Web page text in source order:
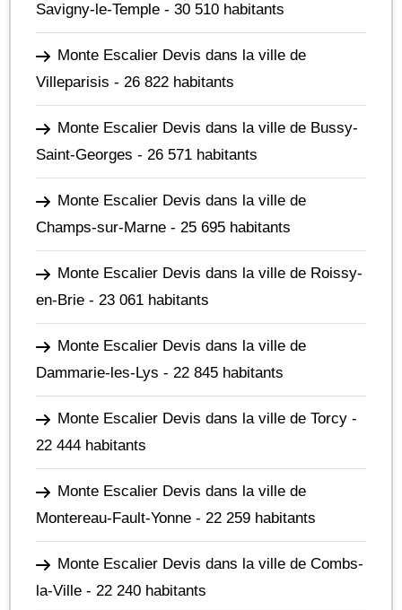
Savigny-le-Temple - 30 510 habitants
Monte Escalier Devis dans la ville de
Villeparisis - 26 822 habitants
Monte Escalier Devis dans la ville de Bussy-
Saint-Georges - 26 571 habitants
Monte Escalier Devis dans la ville de
Champs-sur-Marne - 25 695 habitants
Monte Escalier Devis dans la ville de Roissy-
en-Brie - 23 061 habitants
Monte Escalier Devis dans la ville de
Dammarie-les-Lys - 22 845 habitants
Monte Escalier Devis dans la ville de Torcy -
22 444 habitants
Monte Escalier Devis dans la ville de
Montereau-Fault-Yonne - 22 259 habitants
Monte Escalier Devis dans la ville de Combs-
la-Ville - 22 240 habitants